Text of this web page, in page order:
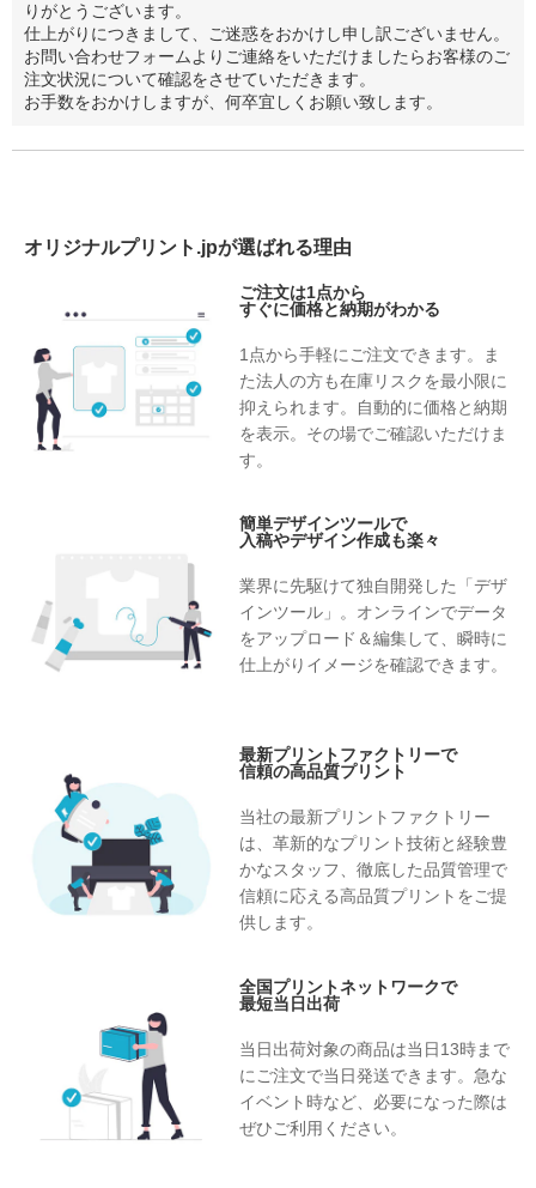
りがとうございます。
仕上がりにつきまして、ご迷惑をおかけし申し訳ございません。
お問い合わせフォームよりご連絡をいただけましたらお客様のご
注文状況について確認をさせていただきます。
お手数をおかけしますが、何卒宜しくお願い致します。
オリジナルプリント.jpが選ばれる理由
ご注文は1点から
すぐに価格と納期がわかる
1点から手軽にご注文できます。ま
た法人の方も在庫リスクを最小限に
抑えられます。自動的に価格と納期
を表示。その場でご確認いただけま
す。
簡単デザインツールで
入稿やデザイン作成も楽々
業界に先駆けて独自開発した「デザ
インツール」。オンラインでデータ
をアップロード＆編集して、瞬時に
仕上がりイメージを確認できます。
最新プリントファクトリーで
信頼の高品質プリント
当社の最新プリントファクトリー
は、革新的なプリント技術と経験豊
かなスタッフ、徹底した品質管理で
信頼に応える高品質プリントをご提
供します。
全国プリントネットワークで
最短当日出荷
当日出荷対象の商品は当日13時まで
にご注文で当日発送できます。急な
イベント時など、必要になった際は
ぜひご利用ください。